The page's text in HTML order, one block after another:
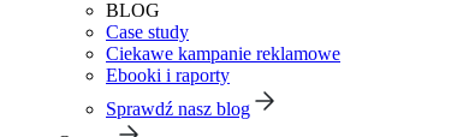
BLOG
Case study
Ciekawe kampanie reklamowe
Ebooki i raporty
Sprawdź nasz blog